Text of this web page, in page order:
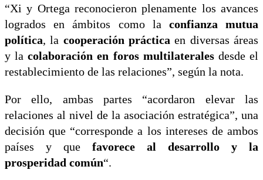
“Xi y Ortega reconocieron plenamente los avances
logrados en ámbitos como la confianza mutua
política, la cooperación práctica en diversas áreas
y lacolaboración en foros multilateralesdesde el
restablecimiento de las relaciones”, según la nota.
Por ello, ambas partes “acordaron elevar las
relaciones al nivel de la asociación estratégica”, una
decisión que “corresponde a los intereses de ambos
países y que favorece al desarrollo y la
prosperidad común“.